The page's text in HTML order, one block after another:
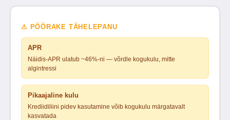
⚠ PÖÖRAKE TÄHELEPANU
APR
Näidis-APR ulatub ~46%-ni — võrdle kogukulu, mitte
algintressi
Pikaajaline kulu
Krediidiliini pidev kasutamine võib kogukulu märgatavalt
kasvatada